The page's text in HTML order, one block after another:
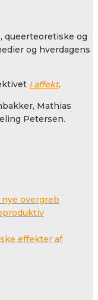
queerteoretiske og
og hverdagens
I affekt.
Mathias
Petersen.
overgreb
effekter af